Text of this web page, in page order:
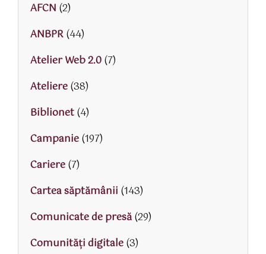
AFCN (2)
ANBPR(44)
Atelier Web 2.0(7)
Ateliere(38)
Biblionet(4)
Campanie(197)
Cariere(7)
Cartea săptămânii (143)
Comunicate de presă(29)
Comunități digitale(3)